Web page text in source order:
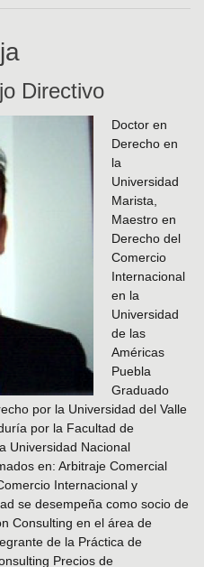
Directivo
Doctor en
Derecho en
la
Universidad
Marista,
Maestro en
Derecho del
Comercio
Internacional
en la
Universidad
de las
Américas
Puebla
Graduado
por la Universidad del Valle
por la Facultad de
Universidad Nacional
en: Arbitraje Comercial
Internacional y
se desempeña como socio de
Consulting en el área de
de la Práctica de
Precios de